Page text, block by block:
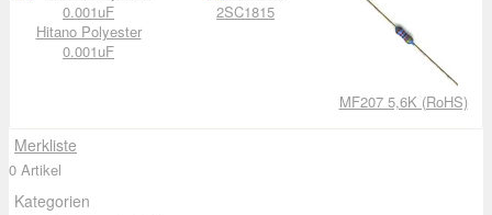
Hitano Polyester
0.001uF
2SC1815
MF207 5,6K (RoHS)
Merkliste
0 Artikel
Kategorien